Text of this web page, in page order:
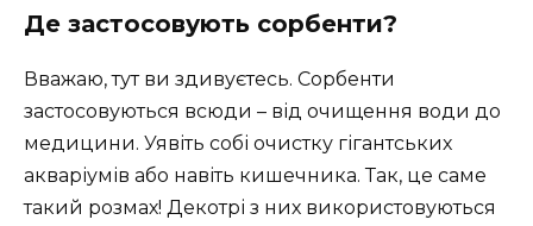
Де застосовують сорбенти?
Вважаю, тут ви здивуєтесь. Сорбенти
застосовуються всюди – від очищення води до
медицини. Уявіть собі очистку гігантських
акваріумів або навіть кишечника. Так, це саме
такий розмах! Декотрі з них використовуються